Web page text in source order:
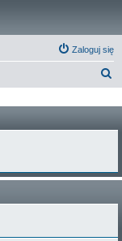
Zaloguj się
k
j